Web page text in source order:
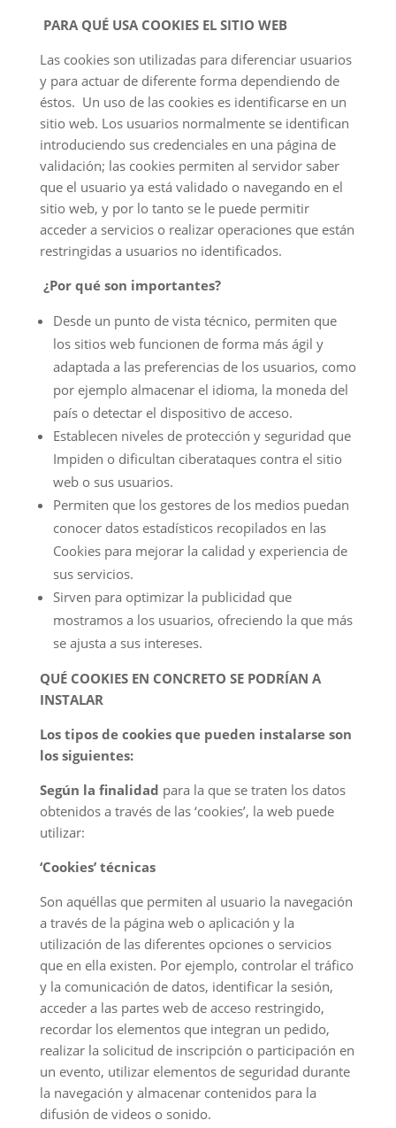
PARA QUÉ USA COOKIES EL SITIO WEB
Las cookies son utilizadas para diferenciar usuarios
y para actuar de diferente forma dependiendo de
éstos. Un uso de las cookies es identificarse en un
sitio web. Los usuarios normalmente se identifican
introduciendo sus credenciales en una página de
validación; las cookies permiten al servidor saber
que el usuario ya está validado o navegando en el
sitio web, y por lo tanto se le puede permitir
acceder a servicios o realizar operaciones que están
restringidas a usuarios no identificados.
¿Por qué son importantes?
Desde un punto de vista técnico, permiten que
los sitios web funcionen de forma más ágil y
adaptada a las preferencias de los usuarios, como
por ejemplo almacenar el idioma, la moneda del
país o detectar el dispositivo de acceso.
Establecen niveles de protección y seguridad que
Impiden o dificultan ciberataques contra el sitio
web o sus usuarios.
Permiten que los gestores de los medios puedan
conocer datos estadísticos recopilados en las
Cookies para mejorar la calidad y experiencia de
sus servicios.
Sirven para optimizar la publicidad que
mostramos a los usuarios, ofreciendo la que más
se ajusta a sus intereses.
QUÉ COOKIES EN CONCRETO SE PODRÍAN A
INSTALAR
Los tipos de cookies que pueden instalarse son
los siguientes:
Según la finalidad para la que se traten los datos
obtenidos a través de las ‘cookies’, la web puede
utilizar:
‘Cookies’ técnicas
Son aquéllas que permiten al usuario la navegación
a través de la página web o aplicación y la
utilización de las diferentes opciones o servicios
que en ella existen. Por ejemplo, controlar el tráfico
y la comunicación de datos, identificar la sesión,
acceder a las partes web de acceso restringido,
recordar los elementos que integran un pedido,
realizar la solicitud de inscripción o participación en
un evento, utilizar elementos de seguridad durante
la navegación y almacenar contenidos para la
difusión de videos o sonido.